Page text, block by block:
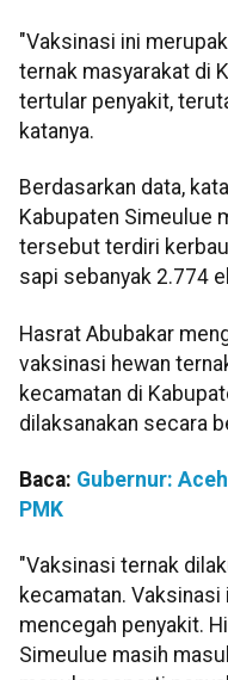
"Vaksinasi ini
ternak masyarakat di
tertular penyakit,
katanya.
Berdasarkan data,
Kabupaten Simeulue
tersebut terdiri
sapi sebanyak 2.774
Hasrat Abubakar
vaksinasi hewan
kecamatan di
dilaksanakan secara
Baca: Gubernur:
PMK
"Vaksinasi ternak
kecamatan. Vaksinasi
mencegah penyakit.
Simeulue masih